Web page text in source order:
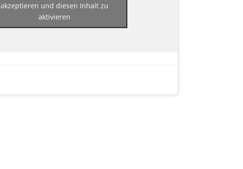
akzeptieren und diesen Inhalt zu
aktivieren